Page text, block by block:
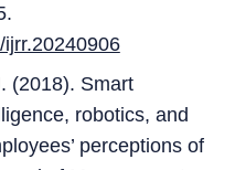
(2018). Smart
robotics, and
perceptions of